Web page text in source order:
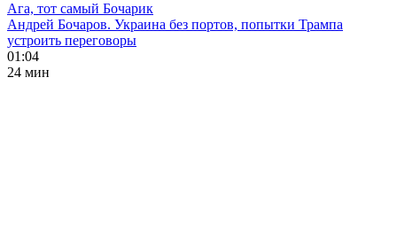
Ага, тот самый Бочарик
Андрей Бочаров. Украина без портов, попытки Трампа
устроить переговоры
01:04
24 мин